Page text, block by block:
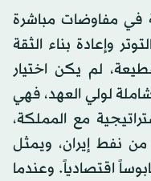
مفاوضات مباشرة
وإعادة بناء الثقة
لم يكن اختيار
لولي العهد، فهي
مع المملكة،
في المائة من نفط إيران، ويمثل
اقتصادياً. وعندما